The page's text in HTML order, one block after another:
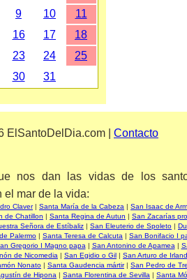
9 10
11
16 17
18
23 24
25
30 31
ElSantoDelDia.com | Contacto
nos dan las vidas de los
el mar de la vida:
Claver| Santa María de la Cabeza | San Isaac de
de Chatillon | Santa Regina de Autun | San Zacarías
Señora de Estíbaliz | San Eleuterio de Spoleto |
Palermo | Santa Teresa de Calcuta | San Bonifacio I
Gregorio I Magno papa | San Antonino de Apamea |
de Nicomedia | San Egidio o Gil | San Arturo de
Nonato | Santa Gaudencia mártir| San Pedro de
de Hipona | Santa Florentina de Sevilla | Santa